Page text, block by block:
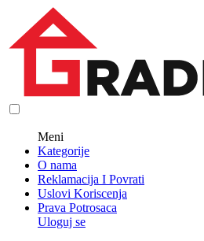
Meni
Kategorije
O nama
Reklamacija I Povrati
Uslovi Koriscenja
Prava Potrosaca
Uloguj se